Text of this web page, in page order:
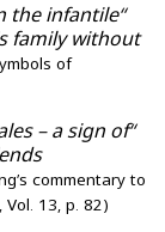
the infantile
family without
of
– a sign of
commentary to
Vol. 13, p. 82)